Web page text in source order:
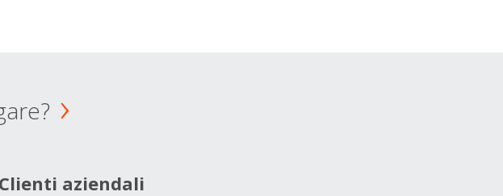
Clienti aziendali